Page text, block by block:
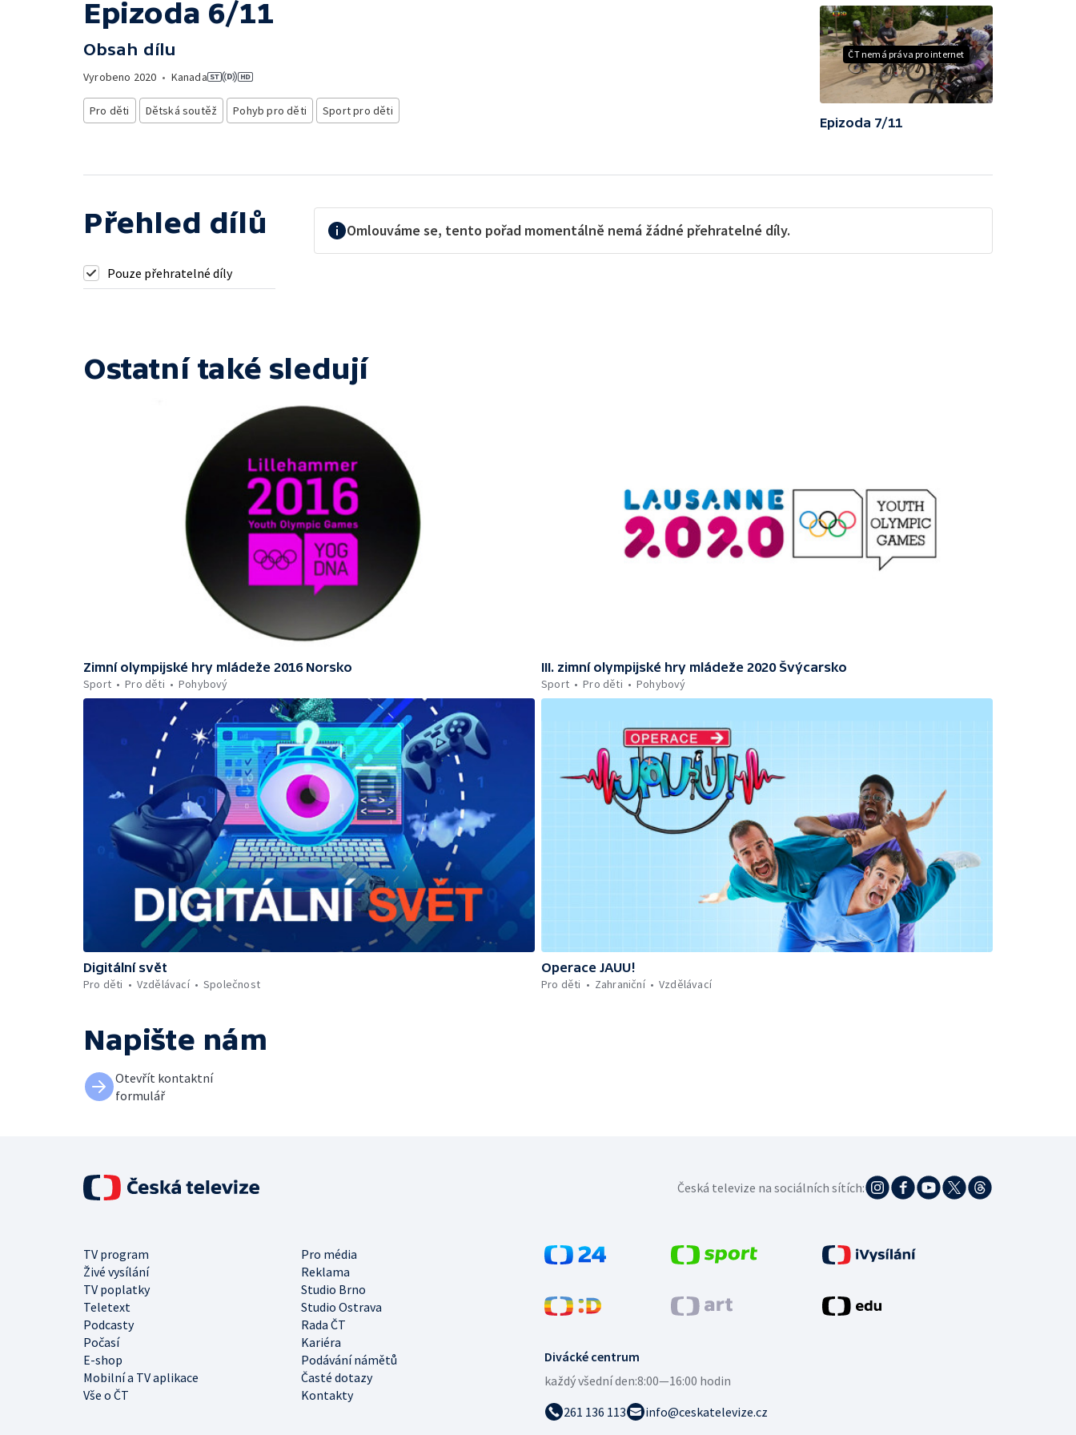
Epizoda 6/11
Obsah dílu
Vyrobeno 2020 • Kanada
Pro děti Dětská soutěž Pohyb pro děti Sport pro děti
ČT nemá práva pro internet
Epizoda 7/11
Přehled dílů
Pouze přehratelné díly
Omlouváme se, tento pořad momentálně nemá žádné přehratelné díly.
Ostatní také sledují
Zimní olympijské hry mládeže 2016 Norsko
Sport
Pro děti Pohybový
III. zimní olympijské hry mládeže 2020 Švýcarsko
Sport
Pro děti Pohybový
Digitální svět
Pro děti
Vzdělávací Společnost
Operace JAUU!
Pro děti
Zahraniční Vzdělávací
Napište nám
Otevřít kontaktní
formulář
Divácké centrum
každý všední den:8:00—16:00 hodin
261 136 113
info@ceskatelevize.cz
TV program
Pro média
Živé vysílání
Reklama
TV poplatky
Studio Brno
Teletext
Studio Ostrava
Podcasty
Rada ČT
Počasí
Kariéra
E-shop
Podávání námětů
Mobilní a TV aplikace
Časté dotazy
Vše o ČT
Kontakty
Česká televize na sociálních sítích: